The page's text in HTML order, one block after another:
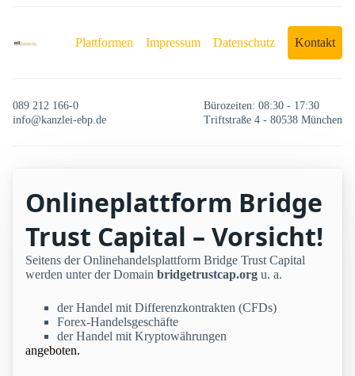
Plattformen Impressum Datenschutz Kontakt
089 212 166-0
info@kanzlei-ebp.de
Bürozeiten: 08:30 - 17:30
Triftstraße 4 - 80538 München
Onlineplattform Bridge
Trust Capital – Vorsicht!
Seitens der Onlinehandelsplattform Bridge Trust Capital
werden unter der Domain bridgetrustcap.org u. a.
der Handel mit Differenzkontrakten (CFDs)
Forex-Handelsgeschäfte
der Handel mit Kryptowährungen
angeboten.